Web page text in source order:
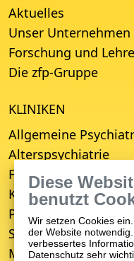
Aktuelles
Unser Unternehmen
Forschung und Lehre
Die zfp-Gruppe
KLINIKEN
Allgemeine
Alterspsychiatrie
Forensische
Kinder- und
Psychosomatische
Suchttherapie
Medizinisches
Diese
benutzt
Wir setzen Cookies
der Website
verbessertes
Datenschutz sehr